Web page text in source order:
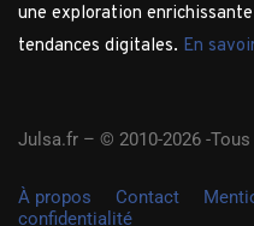
une exploration
tendances digitales. En
Julsa.fr – © 2010-2026 -
À propos Contact
confidentialité